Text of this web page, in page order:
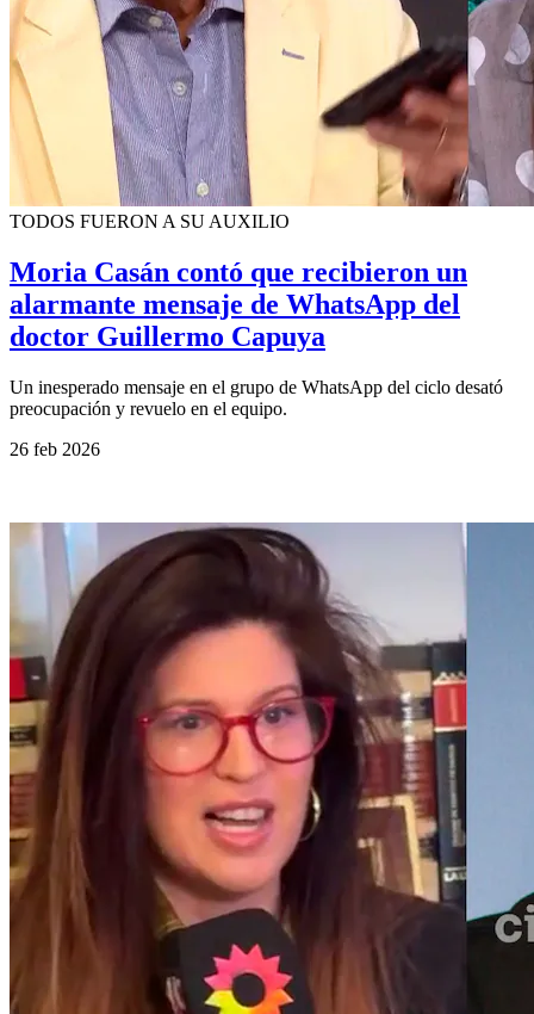
TODOS FUERON A SU AUXILIO
Moria Casán contó que recibieron un
alarmante mensaje de WhatsApp del
doctor Guillermo Capuya
Un inesperado mensaje en el grupo de WhatsApp del ciclo desató
preocupación y revuelo en el equipo.
26 feb 2026